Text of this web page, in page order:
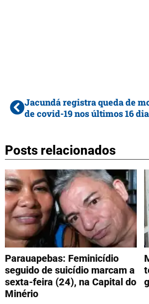
Jacundá registra queda de
de covid-19 nos últimos 16
Posts relacionados
Parauapebas: Feminicídio
seguido de suicídio marcam a
sexta-feira (24), na Capital do
Minério